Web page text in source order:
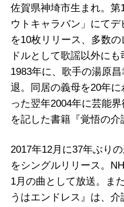
佐賀県神埼市生まれ。
ウトキャラバン」にて
を10枚リリース、多数
ドルとして歌謡以外に
1983年に、歌手の湯原
退。同居の義母を20年
った翌年2004年に芸能
を記した書籍『覚悟の介
2017年12月に37年ぶり
をシングルリリース。
1月の曲として放送。ま
うはエンドレス』は、